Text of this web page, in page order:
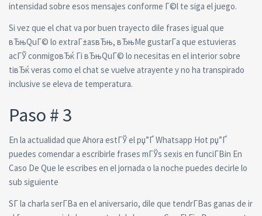
intensidad sobre esos mensajes conforme Г©l te siga el juego.
Si vez que el chat va por buen trayecto dile frases igual que
вЂњQuГ© lo extraГ±asвЂњ, вЂњMe gustarГ­a que estuvieras
acГЎ conmigoвЂќ Гі вЂњQuГ© lo necesitas en el interior sobre
tiвЂќ veras como el chat se vuelve atrayente y no ha transpirado
inclusive se eleva de temperatura.
Paso # 3
En la actualidad que Ahora estГЎ el рџ”Ґ Whatsapp Hot рџ”Ґ
puedes comendar a escribirle frases mГЎs sexis en funciГ­Віn En
Caso De Que le escribes en el jornada o la noche puedes decirle lo
sub siguiente
SГ­ la charla serГ­В­a en el aniversario, dile que tendrГ­В­as ganas de ir